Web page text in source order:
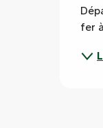
fer